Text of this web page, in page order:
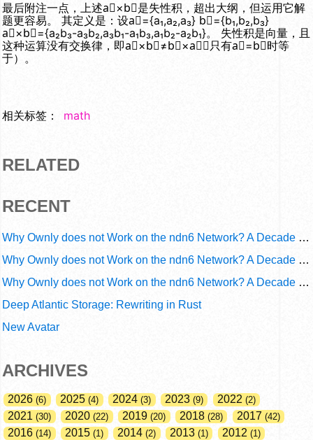
最后附注一点，上述a⃑×b⃑是失性积，超出大纲，但运用它解
题更容易。 其定义是：设a⃑={a₁,a₂,a₃} b⃑={b₁,b₂,b₃}
a⃑×b⃑={a₂b₃-a₃b₂,a₃b₁-a₁b₃,a₁b₂-a₂b₁}。 失性积是向量，且
这种运算没有交换律，即a⃑×b⃑≠b⃑×a⃑（只有a⃑=b⃑时等
于）。
相关标签： math
RELATED
RECENT
Why Ownly does not Work on the ndn6 Network? A Decade of Operational Gaps in Trust and Routing
Why Ownly does not Work on the ndn6 Network? A Decade of Policy-Blind Routing
Why Ownly does not Work on the ndn6 Network? A Decade of #2856
Deep Atlantic Storage: Rewriting in Rust
New Avatar
ARCHIVES
2026 6 2025 4 2024 3 2023 9 2022 2
2021 30 2020 22 2019 20 2018 28 2017 42
2016 14 2015 1 2014 2 2013 1 2012 1